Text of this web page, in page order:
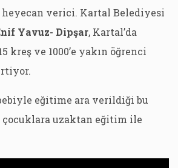
heyecan verici. Kartal Belediyesi
Yavuz- Dipşar, Kartal’da
kreş ve 1000’e yakın öğrenci
eğitime ara verildiği bu
çocuklara uzaktan eğitim ile